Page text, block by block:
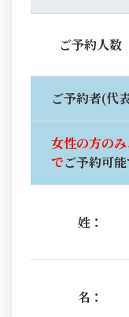
ご予約人数
ご予約者(代
女性の方の
でご予約可能
姓：
名：